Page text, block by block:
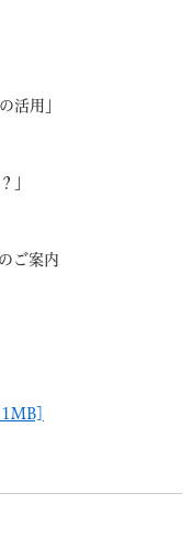
活用」
」
ご案内